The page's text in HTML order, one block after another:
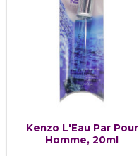
Kenzo L'Eau Par Pour
Homme, 20ml